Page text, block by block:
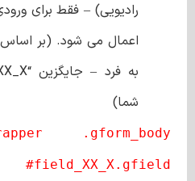
رادیویی) – فقط برای
اعمال می شود. (بر
شما)
.gform_body